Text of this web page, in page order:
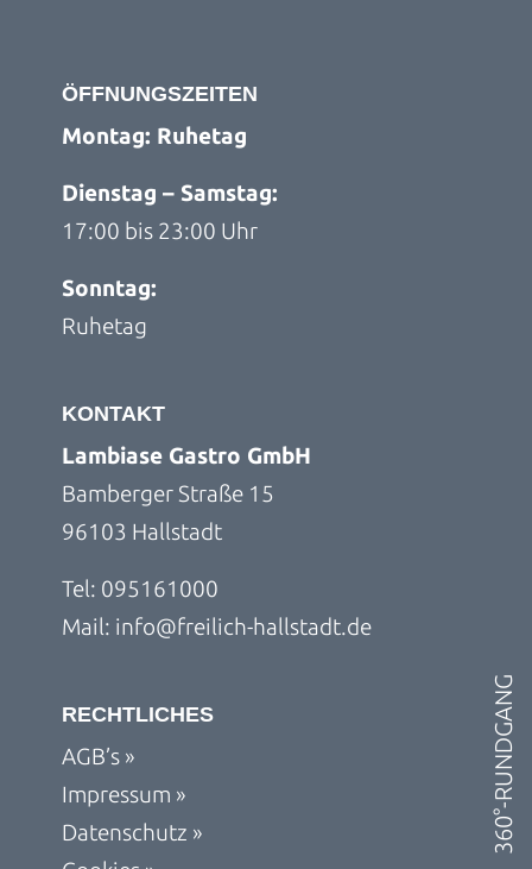
360°-RUNDGANG
ÖFFNUNGS­ZEITEN
Montag: Ruhetag
Dienstag – Samstag:
17:00 bis 23:00 Uhr
Sonntag:
Ruhetag
KONTAKT
Lambiase Gastro GmbH
Bamberger Straße 15
96103 Hallstadt
Tel: 095161000
Mail: info@freilich-hallstadt.de
RECHTLICHES
AGB’s »
Impressum »
Datenschutz »